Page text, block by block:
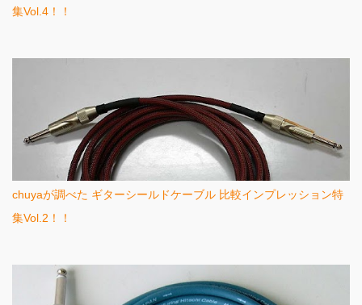
集Vol.4！！
chuyaが調べた ギターシールドケーブル 比較インプレッション特
集Vol.2！！